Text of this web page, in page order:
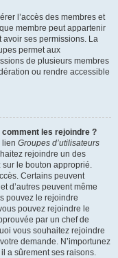
l’accès des membres et
membre peut appartenir
ses permissions. La
permet aux
de plusieurs membres
ou rendre accessible
les rejoindre ?
lien Groupes d’utilisateurs
rejoindre un des
le bouton approprié.
Certains peuvent
d’autres peuvent même
pouvez le rejoindre
pouvez rejoindre le
par un chef de
vous souhaitez rejoindre
demande. N’importunez
a sûrement ses raisons.